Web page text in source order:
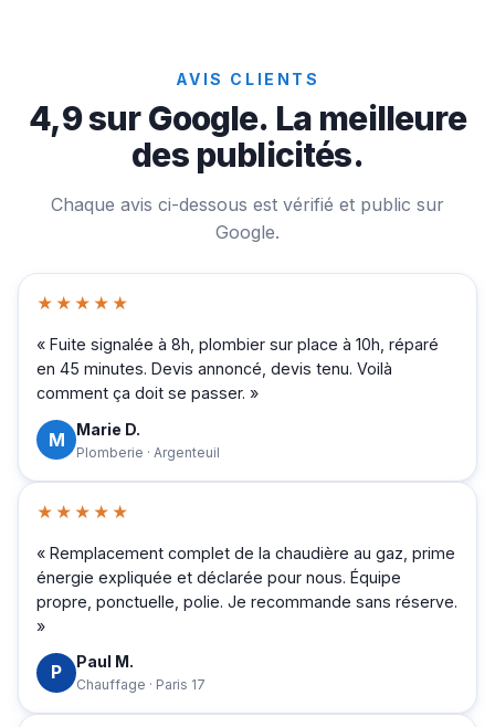
AVIS CLIENTS
4,9 sur Google. La meilleure
des publicités.
Chaque avis ci-dessous est vérifié et public sur
Google.
★★★★★
« Fuite signalée à 8h, plombier sur place à 10h, réparé
en 45 minutes. Devis annoncé, devis tenu. Voilà
comment ça doit se passer. »
M Marie D.
Plomberie · Argenteuil
★★★★★
« Remplacement complet de la chaudière au gaz, prime
énergie expliquée et déclarée pour nous. Équipe
propre, ponctuelle, polie. Je recommande sans réserve.
»
P Paul M.
Chauffage · Paris 17